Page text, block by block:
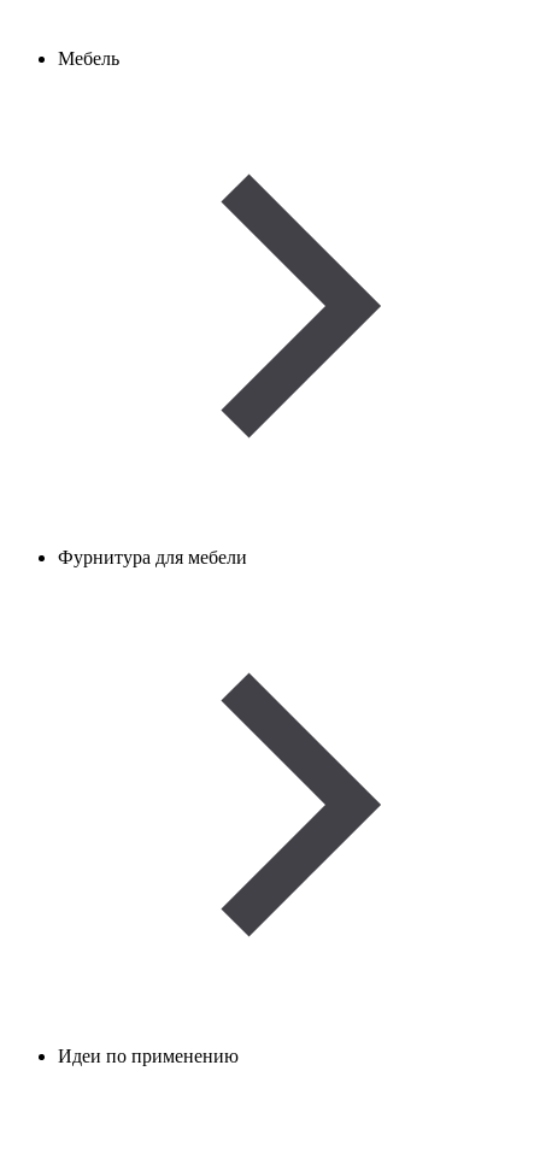
Мебель
Фурнитура для мебели
Идеи по применению